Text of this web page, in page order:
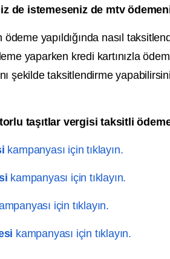
de istemeseniz de mtv
yapıldığında nasıl
yaparken kredi kartınızla
şekilde taksitlendirme
taşıtlar vergisi taksitli
kampanyası için tıklayın.
kampanyası için tıklayın.
için tıklayın.
kampanyası için tıklayın.